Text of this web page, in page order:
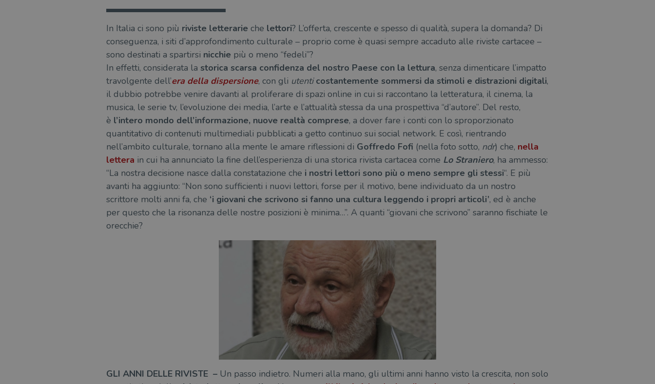
In Italia ci sono più riviste letterarie che lettori? L’offerta, crescente e spesso di qualità, supera la domanda? Di
conseguenza, i siti d’approfondimento culturale – proprio come è quasi sempre accaduto alle riviste cartacee –
sono destinati a spartirsi nicchie più o meno “fedeli”?
In effetti, considerata la storica scarsa confidenza del nostro Paese con la lettura, senza dimenticare l’impatto
travolgente dell’era della dispersione, con gli utenti costantemente sommersi da stimoli e distrazioni digitali,
il dubbio potrebbe venire davanti al proliferare di spazi online in cui si raccontano la letteratura, il cinema, la
musica, le serie tv, l’evoluzione dei media, l’arte e l’attualità stessa da una prospettiva “d’autore”. Del resto,
è l’intero mondo dell’informazione, nuove realtà comprese, a dover fare i conti con lo sproporzionato
quantitativo di contenuti multimediali pubblicati a getto continuo sui social network. E così, rientrando
nell’ambito culturale, tornano alla mente le amare riflessioni di Goffredo Fofi (nella foto sotto, ndr) che, nella
lettera in cui ha annunciato la fine dell’esperienza di una storica rivista cartacea come Lo Straniero, ha ammesso:
“La nostra decisione nasce dalla constatazione che i nostri lettori sono più o meno sempre gli stessi“. E più
avanti ha aggiunto: “Non sono sufficienti i nuovi lettori, forse per il motivo, bene individuato da un nostro
scrittore molti anni fa, che ‘i giovani che scrivono si fanno una cultura leggendo i propri articoli’, ed è anche
per questo che la risonanza delle nostre posizioni è minima…”. A quanti “giovani che scrivono” saranno fischiate le
orecchie?
GLI ANNI DELLE RIVISTE –Un passo indietro. Numeri alla mano, gli ultimi anni hanno visto la crescita, non solo